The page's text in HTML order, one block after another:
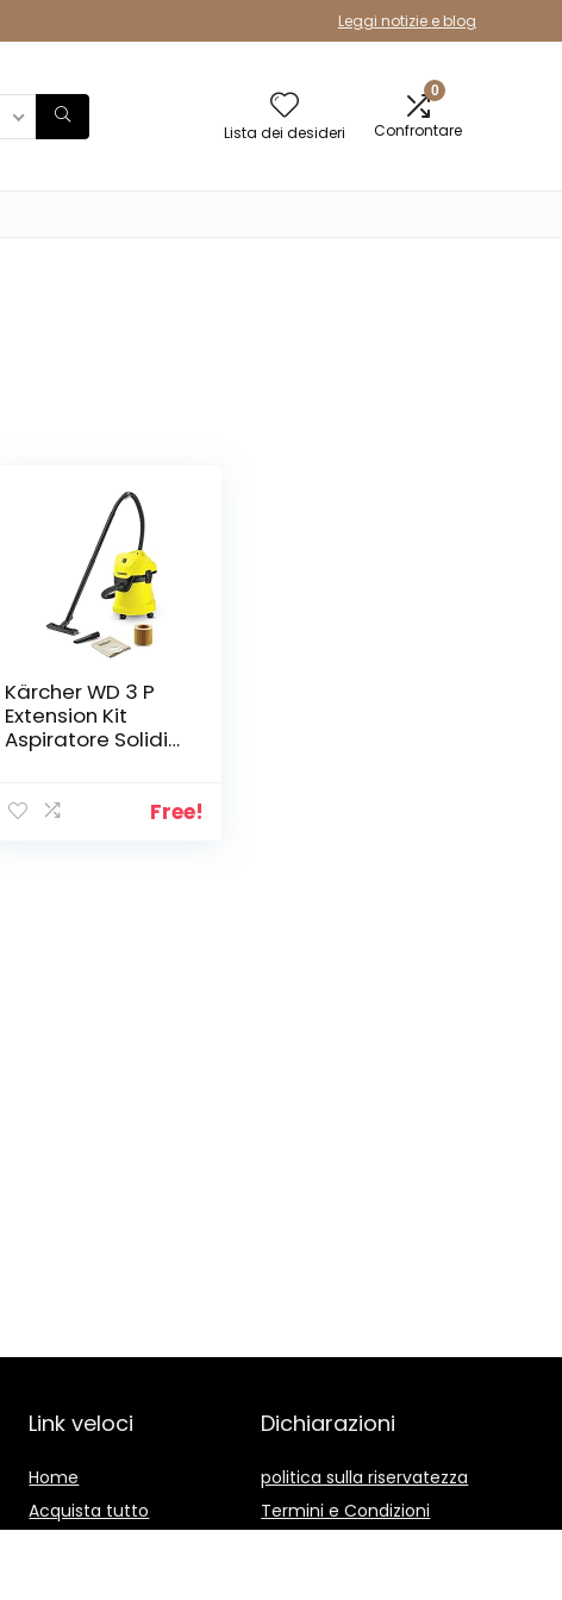
Leggi notizie e blog
Lista dei desideri
0
Confrontare
Kärcher WD 3 P
Extension Kit
Aspiratore Solidi-
17 l, Acciaio Inox,Free!
Link veloci
Home
Acquista tutto
Dichiarazioni
politica sulla riservatezza
Termini e Condizioni